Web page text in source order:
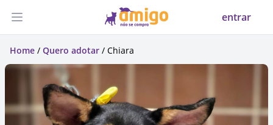
Abrir menu entrar
Home / Quero adotar / Chiara